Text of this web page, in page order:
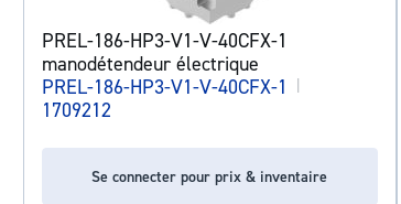
PREL-186-HP3-V1-V-40CFX-1
manodétendeur électrique
PREL-186-HP3-V1-V-40CFX-1
|
1709212
Se connecter pour prix & inventaire